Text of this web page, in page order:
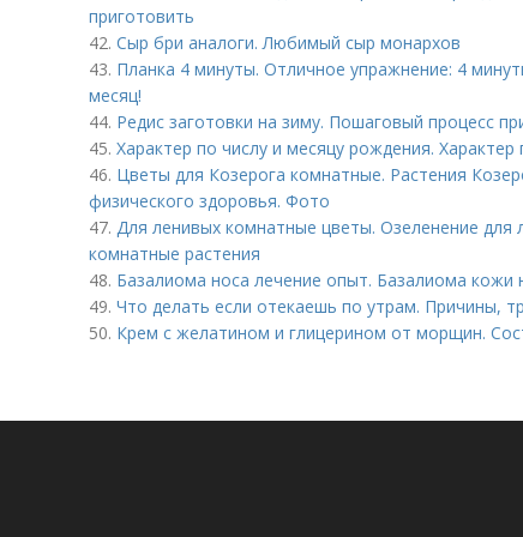
приготовить
42. Сыр бри аналоги. Любимый сыр монархов
43. Планка 4 минуты. Отличное упражнение: 4
месяц!
44. Редис заготовки на зиму. Пошаговый процесс
45. Характер по числу и месяцу рождения.
46. Цветы для Козерога комнатные. Растения
физического здоровья. Фото
47. Для ленивых комнатные цветы. Озеленение для
комнатные растения
48. Базалиома носа лечение опыт. Базалиома кожи
49. Что делать если отекаешь по утрам. Причины,
50. Крем с желатином и глицерином от морщин.